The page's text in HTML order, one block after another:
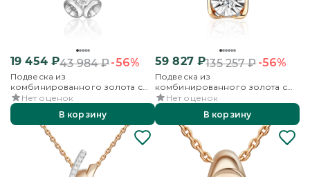
19 454₽43 984₽-56%
Подвеска из
комбинированного золота с
бриллиантом
Нет оценок
В корзину
59 827₽135 257₽-56%
Подвеска из
комбинированного золота с
бриллиантами
Нет оценок
В корзину